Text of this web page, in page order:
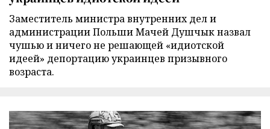
Заместитель министра внутренних дел и
администрации Польши Мачей Душчык назвал
чушью и ничего не решающей «идиотской
идеей» депортацию украинцев призывного
возраста.